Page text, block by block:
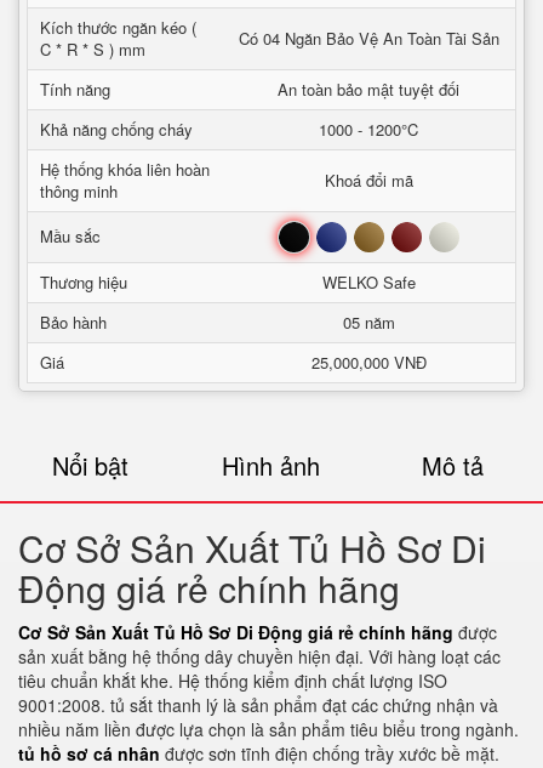
Kích thước ngăn kéo (
C * R * S ) mm
Có 04 Ngăn Bảo Vệ An Toàn Tài Sản
Tính năng
An toàn bảo mật tuyệt đối
Khả năng chống cháy
1000 - 1200°C
Hệ thống khóa liên hoàn
thông minh
Khoá đổi mã
Mầu sắc Đen Xanh Nâu Đỏ Trắng
Thương hiệu
WELKO Safe
Bảo hành
05 năm
Giá
25,000,000 VNĐ
Nổi bật Hình ảnh Mô tả
Cơ Sở Sản Xuất Tủ Hồ Sơ Di
Động giá rẻ chính hãng
Cơ Sở Sản Xuất Tủ Hồ Sơ Di Động giá rẻ chính hãng được
sản xuất bằng hệ thống dây chuyền hiện đại. Với hàng loạt các
tiêu chuẩn khắt khe. Hệ thống kiểm định chất lượng ISO
9001:2008. tủ sắt thanh lý là sản phẩm đạt các chứng nhận và
nhiều năm liền được lựa chọn là sản phẩm tiêu biểu trong ngành.
tủ hồ sơ cá nhân được sơn tĩnh điện chống trầy xước bề mặt.